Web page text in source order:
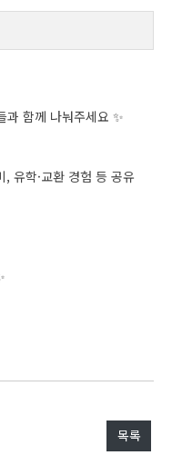
과 함께 나눠주세요 ✨
유학·교환 경험 등 공유
목록